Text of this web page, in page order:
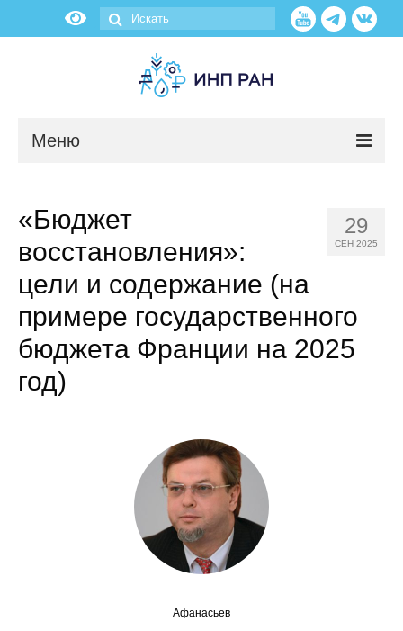
Меню
О нас
Научные подразделения
Администрация
Противодействие коррупции
Материалы для СМИ
29
СЕН 2025
«Бюджет
восстановления»:
цели и содержание (на
примере государственного
бюджета Франции на 2025
год)
Афанасьев